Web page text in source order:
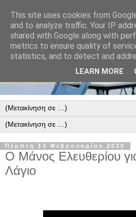
Πέμπτη 13 Φεβρουαρίου 2020
Ο Μάνος Ελευθερίου
Λάγιο
This site uses cookies from
and to analyze traffic. Your IP
shared with Google along with
metrics to ensure quality of
statistics, and to detect and
LEARN MORE